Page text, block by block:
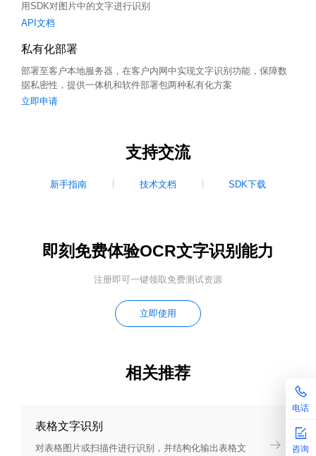
用SDK对图片中的文字进行识别
API文档
私有化部署
部署至客户本地服务器，在客户内网中实现文字识别功能，保障数
据私密性，提供一体机和软件部署包两种私有化方案
立即申请
支持交流
新手指南 技术文档 SDK下载
即刻免费体验OCR文字识别能力
注册即可一键领取免费测试资源
立即使用
相关推荐
表格文字识别
对表格图片或扫描件进行识别，并结构化输出表格文
电话
咨询